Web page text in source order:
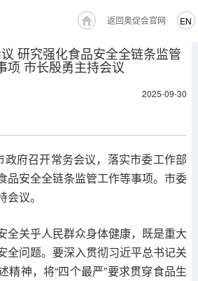
EN
返回奥促会官网
研究强化食品安全全链条监管
项 市长殷勇主持会议
2025-09-30
政府召开常务会议，落实市委工作部
品安全全链条监管工作等事项。市委
议。
全关乎人民群众身体健康，既是重大
全问题。要深入贯彻习近平总书记关
精神，将“四个最严”要求贯穿食品生